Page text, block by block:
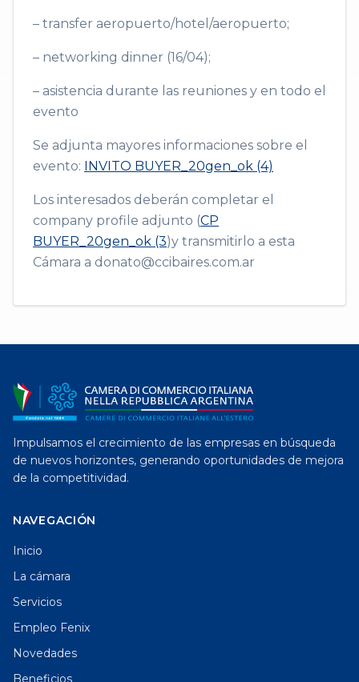
– transfer aeropuerto/hotel/aeropuerto;
– networking dinner (16/04);
– asistencia durante las reuniones y en todo el
evento
Se adjunta mayores informaciones sobre el
evento: INVITO BUYER_20gen_ok (4)
Los interesados deberán completar el
company profile adjunto (CP
BUYER_20gen_ok (3)y transmitirlo a esta
Cámara a donato@ccibaires.com.ar
Impulsamos el crecimiento de las empresas en búsqueda
de nuevos horizontes, generando oportunidades de mejora
de la competitividad.
NAVEGACIÓN
Inicio
La cámara
Servicios
Empleo Fenix
Novedades
Beneficios